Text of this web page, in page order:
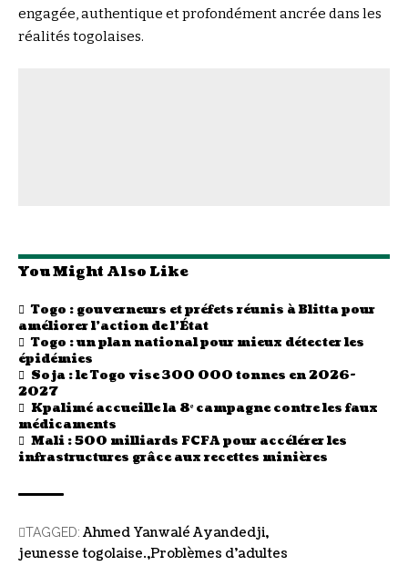
engagée, authentique et profondément ancrée dans les
réalités togolaises.
You Might Also Like
Togo : gouverneurs et préfets réunis à Blitta pour
améliorer l’action de l’État
Togo : un plan national pour mieux détecter les
épidémies
Soja : le Togo vise 300 000 tonnes en 2026-
2027
Kpalimé accueille la 8ᵉ campagne contre les faux
médicaments
Mali : 500 milliards FCFA pour accélérer les
infrastructures grâce aux recettes minières
TAGGED: Ahmed Yanwalé Ayandedji
jeunesse togolaise. Problèmes d’adultes